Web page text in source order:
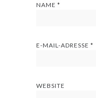
NAME*
E-MAIL-ADRESSE*
WEBSITE